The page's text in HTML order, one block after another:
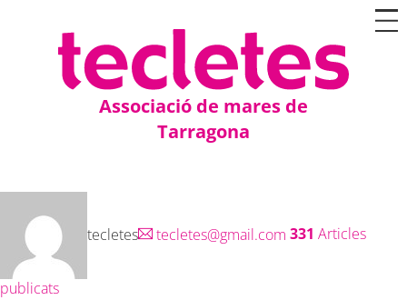
Associació de mares de
Tarragona
tecletes tecletes@gmail.com 331 Articles
publicats